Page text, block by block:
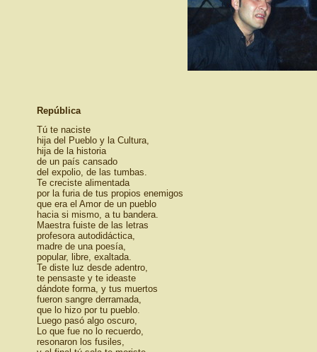
República
Tú te naciste
hija del Pueblo y la Cultura,
hija de la historia
de un país cansado
del expolio, de las tumbas.
Te creciste alimentada
por la furia de tus propios enemigos
que era el Amor de un pueblo
hacia si mismo, a tu bandera.
Maestra fuiste de las letras
profesora autodidáctica,
madre de una poesía,
popular, libre, exaltada.
Te diste luz desde adentro,
te pensaste y te ideaste
dándote forma, y tus muertos
fueron sangre derramada,
que lo hizo por tu pueblo.
Luego pasó algo oscuro,
Lo que fue no lo recuerdo,
resonaron los fusiles,